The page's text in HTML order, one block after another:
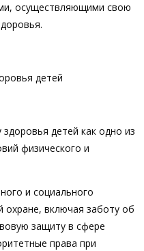
осуществляющими свою
детей
здоровья детей как одно из
физического и
и социального
включая заботу об
защиту в сфере
права при